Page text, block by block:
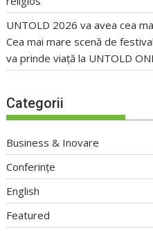
UNTOLD 2026 va avea cea
Cea mai mare scenă de
va prinde viață la UNTOLD
Categorii
Business & Inovare
Conferințe
English
Featured